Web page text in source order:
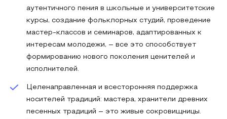
аутентичного пения в школьные и университетские
курсы, создание фольклорных студий, проведение
мастер-классов и семинаров, адаптированных к
интересам молодежи, – все это способствует
формированию нового поколения ценителей и
исполнителей.
Целенаправленная и всесторонняя поддержка
носителей традиций: мастера, хранители древних
песенных традиций – это живые сокровищницы.